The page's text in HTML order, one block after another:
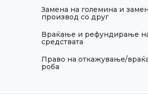
Замена на големина и
производ со друг
Враќање и рефундирање
средствата
Право на откажување/
роба